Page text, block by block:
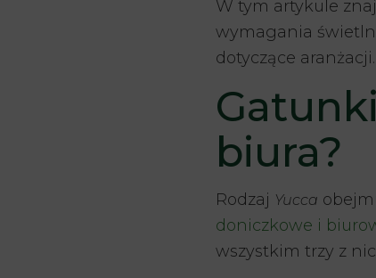
W tym artykule
wymagania
dotyczące aranżacji.
biura?
Rodzaj Yucca
doniczkowe i
wszystkim trzy z